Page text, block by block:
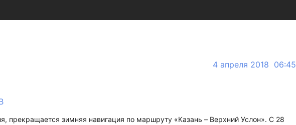
4 апреля 2018 06:45
прекращается зимняя навигация по маршруту «Казань – Верхний Услон». С 28